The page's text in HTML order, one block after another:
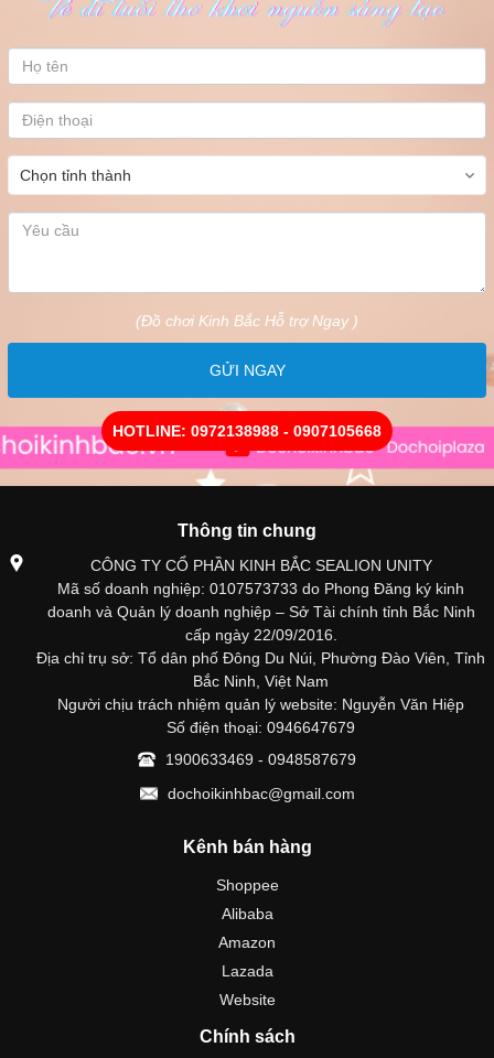
(Đồ chơi Kinh Bắc Hỗ trợ Ngay )
GỬI NGAY
HOTLINE: 0972138988 - 0907105668
Thông tin chung
CÔNG TY CỔ PHẦN KINH BẮC SEALION UNITY
Mã số doanh nghiệp: 0107573733 do Phong Đăng ký kinh
doanh và Quản lý doanh nghiệp – Sở Tài chính tỉnh Bắc Ninh
cấp ngày 22/09/2016.
Địa chỉ trụ sở: Tổ dân phố Đông Du Núi, Phường Đào Viên, Tỉnh
Bắc Ninh, Việt Nam
Người chịu trách nhiệm quản lý website: Nguyễn Văn Hiệp
Số điện thoại: 0946647679
1900633469 - 0948587679
dochoikinhbac@gmail.com
Kênh bán hàng
Shoppee
Alibaba
Amazon
Lazada
Website
Chính sách